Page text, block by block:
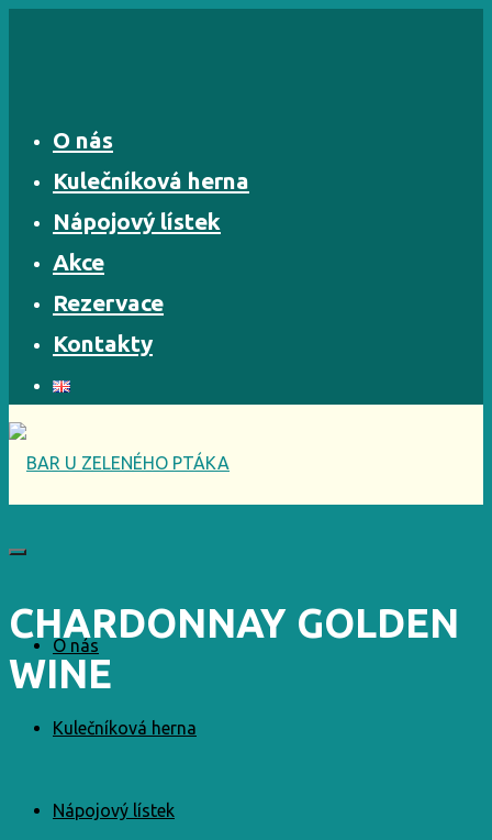
O nás
Kulečníková herna
Nápojový lístek
Akce
Rezervace
Kontakty
O nás
Kulečníková herna
Nápojový lístek
CHARDONNAY GOLDEN
WINE